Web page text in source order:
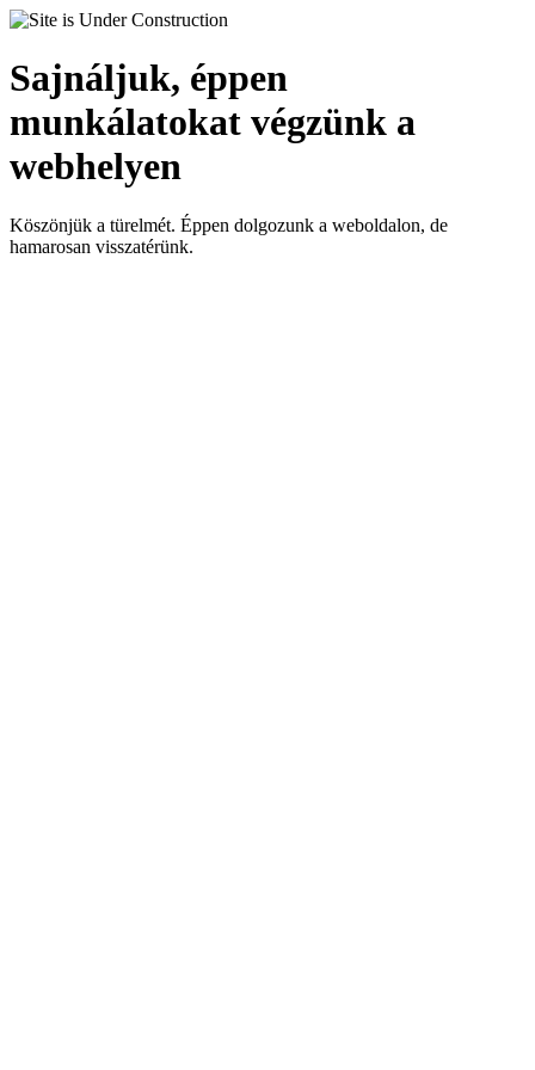
Sajnáljuk, éppen
munkálatokat végzünk a
webhelyen
Köszönjük a türelmét. Éppen dolgozunk a weboldalon, de
hamarosan visszatérünk.